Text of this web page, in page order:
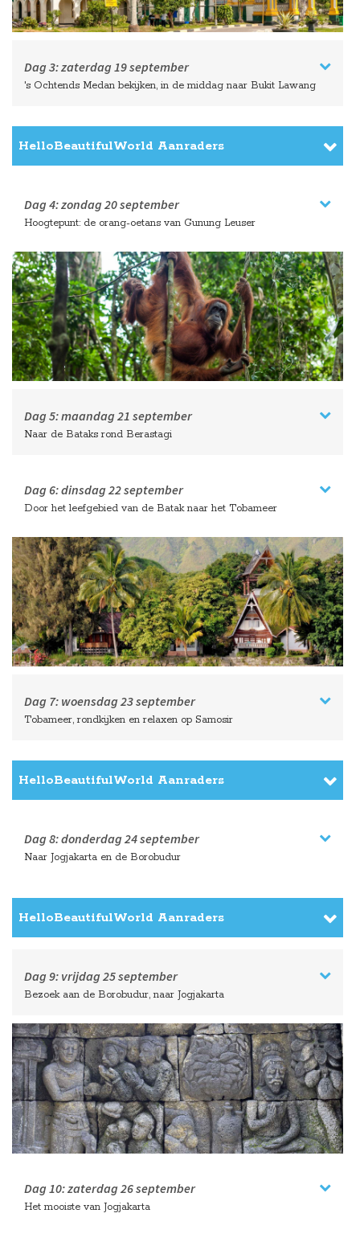
Dag 3:zaterdag 19 september
's Ochtends Medan bekijken, in de middag naar Bukit Lawang
HelloBeautifulWorld Aanraders
Dag 4:zondag 20 september
Hoogtepunt: de orang-oetans van Gunung Leuser
Dag 5:maandag 21 september
Naar de Bataks rond Berastagi
Dag 6:dinsdag 22 september
Door het leefgebied van de Batak naar het Tobameer
Dag 7: woensdag 23 september
Tobameer, rondkijken en relaxen op Samosir
HelloBeautifulWorld Aanraders
Dag 8:donderdag 24 september
Naar Jogjakarta en de Borobudur
HelloBeautifulWorld Aanraders
Dag 9: vrijdag 25 september
Bezoek aan de Borobudur, naar Jogjakarta
Dag 10:zaterdag 26 september
Het mooiste van Jogjakarta